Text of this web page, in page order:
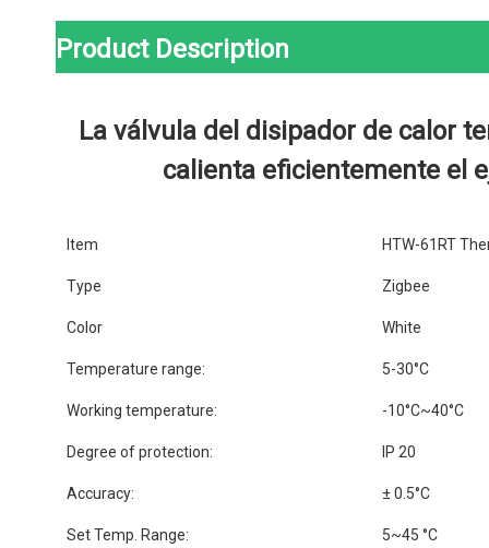
Product Description
La válvula del disipador de calor
calienta eficientemente el
Item HTW-61RT
Type Zigbee
Color White
Temperature range: 5-30°C
Working temperature: -10°C~40°C
Degree of protection: IP 20
Accuracy: ± 0.5°C
Set Temp. Range: 5~45 °C